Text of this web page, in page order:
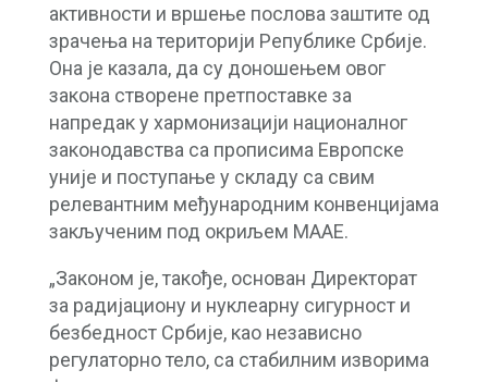
активности и вршење послова заштите од
зрачења на територији Републике Србије.
Она је казала, да су доношењем овог
закона створене претпоставке за
напредак у хармонизацији националног
законодавства са прописима Европске
уније и поступање у складу са свим
релевантним међународним конвенцијама
закљученим под окриљем МААЕ.
„Законом је, такође, основан Директорат
за радијациону и нуклеарну сигурност и
безбедност Србије, као независно
регулаторно тело, са стабилним изворима